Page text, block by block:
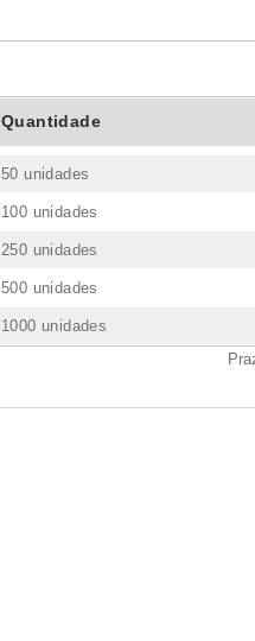
Quantidade
50 unidades
100 unidades
250 unidades
500 unidades
1000 unidades